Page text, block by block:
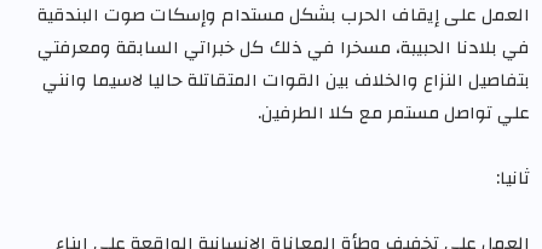
العمل على إيقاف الحرب بشكل مستدام وإسكات صوت البندقية
في بلادنا الحبيبة، مسخرا في ذلك كل خبراتي السابقة ومعرفتي
بتفاصيل النزاع والخلاف بين القوات المتقاتلة حاليا لاسيما وانني
علي تواصل مستمر مع كلا الطرفين.
ثانيا: